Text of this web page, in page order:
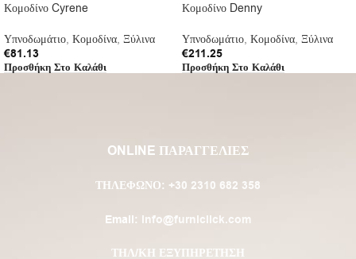
Κομοδίνο Cyrene
Υπνοδωμάτιο, Κομοδίνα, Ξύλινα
€81.13
Προσθήκη Στο Καλάθι
Κομοδίνο Denny
Υπνοδωμάτιο, Κομοδίνα, Ξύλινα
€211.25
Προσθήκη Στο Καλάθι
ONLINE ΠΑΡΑΓΓΕΛΙΕΣ
ΤΗΛΈΦΩΝΟ: +30 2310 682 358
Email: info@furniclick.com
ΤΗΛ/ΚΗ ΕΞΥΠΗΡΕΤΗΣΗ